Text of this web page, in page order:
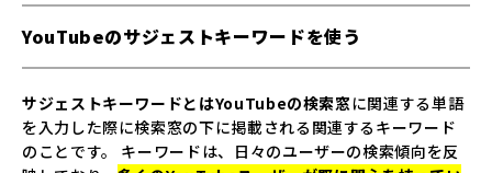
YouTubeのサジェストキーワードを使う
サジェストキーワードとはYouTubeの検索窓に関連する単語
を入力した際に検索窓の下に掲載される関連するキーワード
のことです。 キーワードは、日々のユーザーの検索傾向を反